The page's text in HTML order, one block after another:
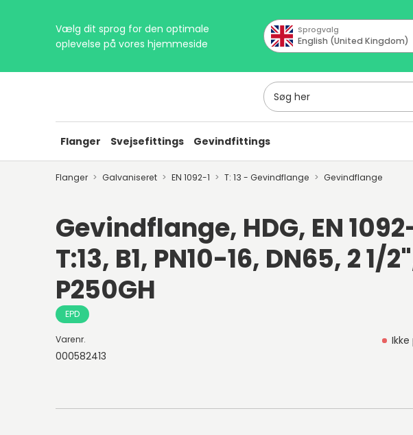
Vælg dit sprog for den optimale
oplevelse på vores hjemmeside
Sprogvalg
English (United Kingdom)
Søg her
Flanger Svejsefittings Gevindfittings
Flanger Galvaniseret EN 1092-1 T: 13 - Gevindflange Gevindflange
Gevindflange, HDG, EN
T:13, B1, PN10-16, DN65, 2 1/
P250GH
EPD
Varenr.
000582413